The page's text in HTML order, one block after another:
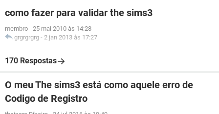
como fazer para validar the sims3
membro - 25 mai 2010 às 14:28
grgrgrgrg - 2 jan 2013 às 17:27
170 Respostas
O meu The sims3 está como aquele erro de
Codigo de Registro